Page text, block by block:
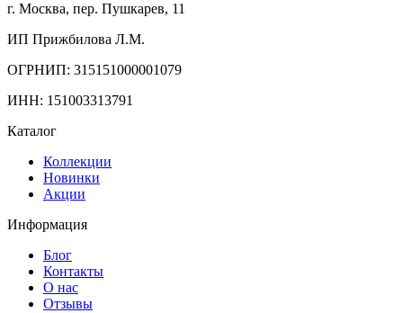
г. Москва, пер. Пушкарев, 11
ИП Прижбилова Л.М.
ОГРНИП: 315151000001079
ИНН: 151003313791
Каталог
Коллекции
Новинки
Акции
Информация
Блог
Контакты
О нас
Отзывы